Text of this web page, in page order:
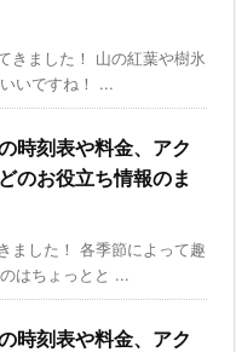
きました！ 山の紅葉や樹氷
いですね！ ...
時刻表や料金、アク
のお役立ち情報のま
ました！ 各季節によって趣
はちょっとと ...
時刻表や料金、アク